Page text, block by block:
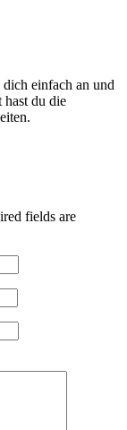
einfach an und
hast du die
fields are